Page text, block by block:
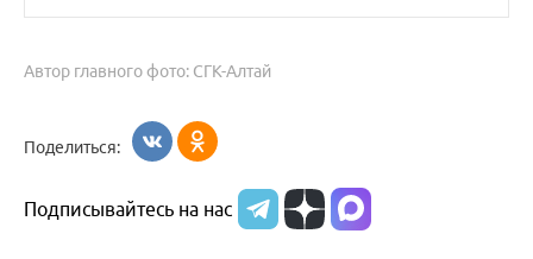
Автор главного фото: СГК-Алтай
Поделиться:
Подписывайтесь на нас